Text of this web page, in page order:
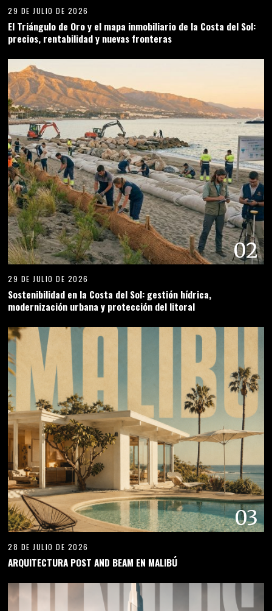
29 DE JULIO DE 2026
El Triángulo de Oro y el mapa inmobiliario de la Costa del Sol:
precios, rentabilidad y nuevas fronteras
02
29 DE JULIO DE 2026
Sostenibilidad en la Costa del Sol: gestión hídrica,
modernización urbana y protección del litoral
03
28 DE JULIO DE 2026
ARQUITECTURA POST AND BEAM EN MALIBÚ